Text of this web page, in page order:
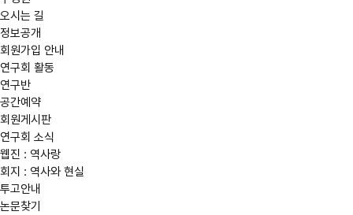
오시는 길
정보공개
회원가입 안내
연구회 활동
연구반
공간예약
회원게시판
연구회 소식
웹진 : 역사랑
회지 : 역사와 현실
투고안내
논문찾기